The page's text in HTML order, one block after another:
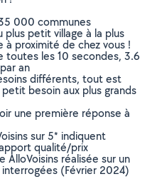
000 communes
plus petit village à la plus
à proximité de chez vous !
toutes les 10 secondes, 3.6
an
différents, tout est
besoin aux plus grands
une première réponse à
sur 5* indiquent
qualité/prix
AlloVoisins réalisée sur un
(Février 2024)